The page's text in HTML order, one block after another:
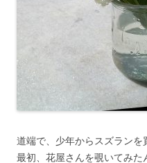
道端で、少年からスズランを
最初、花屋さんを覗いてみ